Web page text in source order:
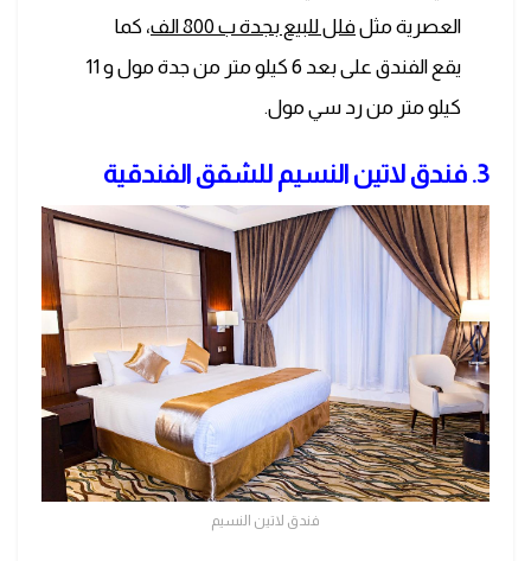
العصرية مثلفلل للبيع بجدة ب 800 الف
، كما
يقع الفندق على بعد 6 كيلو متر من جدة مول و 11
كيلو متر من رد سي مول.
3. فندق لاتين النسيم للشقق الفندقية
فندق لاتين النسيم